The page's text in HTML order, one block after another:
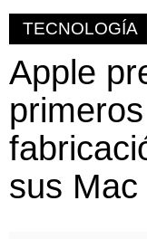
TECNOLOGÍA
Apple
sus Mac